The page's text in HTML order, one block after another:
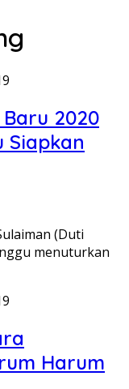
2020
Siapkan
(Duti
menuturkan
Harum